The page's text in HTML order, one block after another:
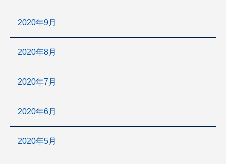
2020年9月
2020年8月
2020年7月
2020年6月
2020年5月